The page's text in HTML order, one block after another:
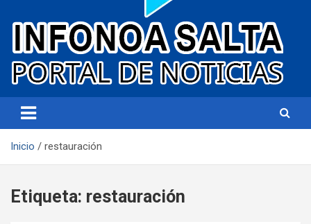
Infonoa Salta
Inicio restauración
Etiqueta: restauración